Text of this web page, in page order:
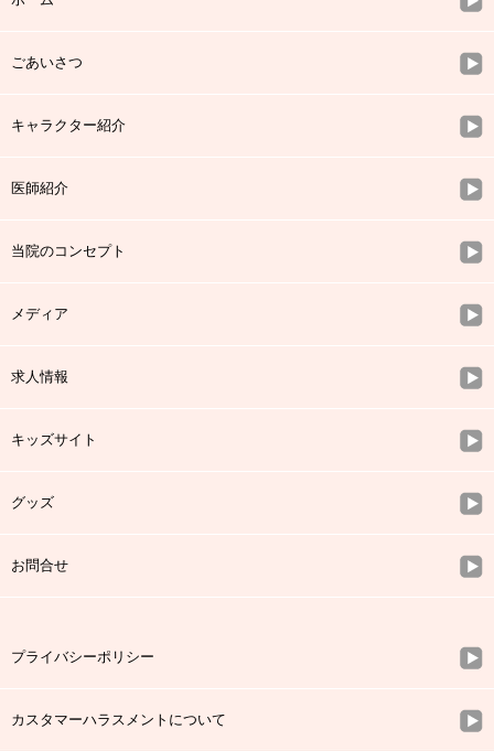
ごあいさつ
キャラクター紹介
医師紹介
当院のコンセプト
メディア
求人情報
キッズサイト
グッズ
お問合せ
プライバシーポリシー
カスタマーハラスメントについて